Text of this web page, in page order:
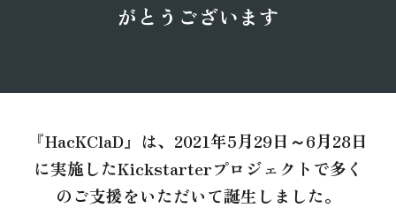
がとうございます
『HacKClaD』は、2021年5月29日～6月28日
に実施したKickstarterプロジェクト で多く
のご支援をいただいて誕生しました。